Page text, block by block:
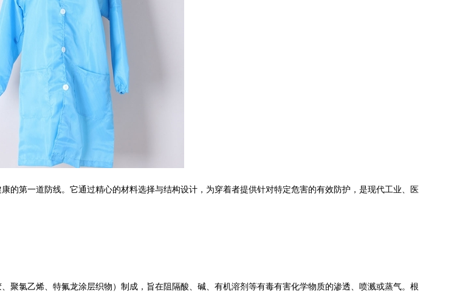
的第一道防线。它通过精心的材料选择与结构设计，为穿着者提供针对特定危害的有效防护，是现代工业、医
聚氯乙烯、特氟龙涂层织物）制成，旨在阻隔酸、碱、有机溶剂等有毒有害化学物质的渗透、喷溅或蒸气。根